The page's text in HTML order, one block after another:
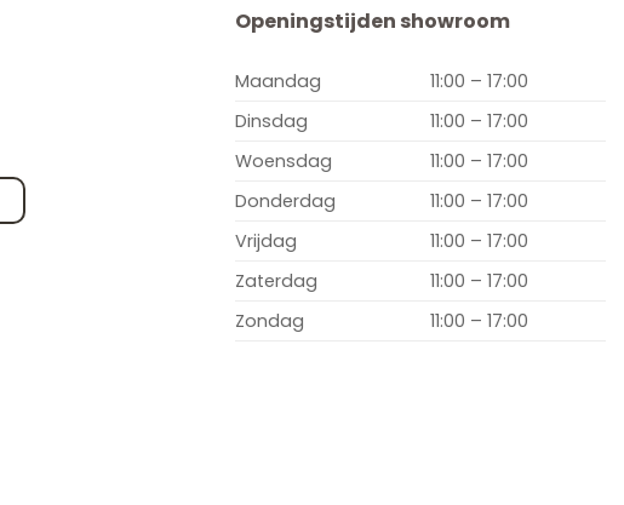
Openingstijden showroom
Maandag
11:00 – 17:00
Dinsdag
11:00 – 17:00
Woensdag
11:00 – 17:00
Donderdag
11:00 – 17:00
Vrijdag
11:00 – 17:00
Zaterdag
11:00 – 17:00
Zondag
11:00 – 17:00